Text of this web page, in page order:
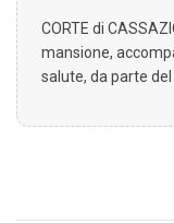
CORTE di
mansione,
salute, da parte